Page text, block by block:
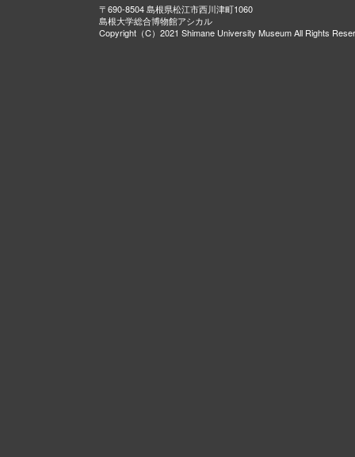
〒690-8504 島根県松江市西川津町1060
島根大学総合博物館アシカル
Copyright（C）2021 Shimane University Museum All Rights